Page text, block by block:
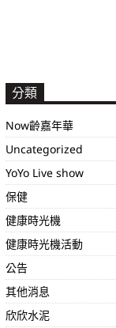
分類
Now齡嘉年華
Uncategorized
YoYo Live show
保健
健康時光機
健康時光機活動
公告
其他消息
欣欣水泥